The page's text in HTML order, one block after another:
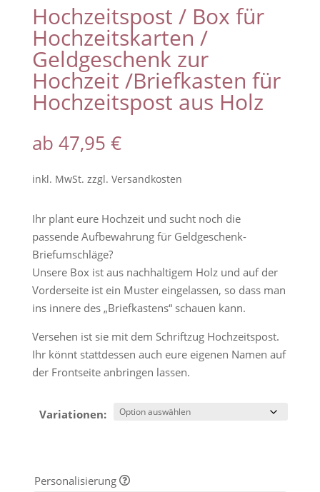
Hochzeitspost / Box für
Hochzeitskarten /
Geldgeschenk zur
Hochzeit /Briefkasten für
Hochzeitspost aus Holz
ab 47,95 €
inkl. MwSt. zzgl. Versandkosten
Ihr plant eure Hochzeit und sucht noch die
passende Aufbewahrung für Geldgeschenk-
Briefumschläge?
Unsere Box ist aus nachhaltigem Holz und auf der
Vorderseite ist ein Muster eingelassen, so dass man
ins innere des „Briefkastens“ schauen kann.
Versehen ist sie mit dem Schriftzug Hochzeitspost.
Ihr könnt stattdessen auch eure eigenen Namen auf
der Frontseite anbringen lassen.
Variationen:
Personalisierung